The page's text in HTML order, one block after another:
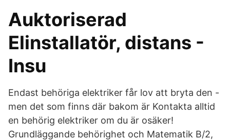
Auktoriserad
Elinstallatör, distans -
Insu
Endast behöriga elektriker får lov att bryta den -
men det som finns där bakom är Kontakta alltid
en behörig elektriker om du är osäker!
Grundläggande behörighet och Matematik B/2,